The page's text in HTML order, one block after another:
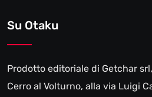
Su Otaku
Prodotto editoriale di Getchar
Cerro al Volturno, alla via Luigi